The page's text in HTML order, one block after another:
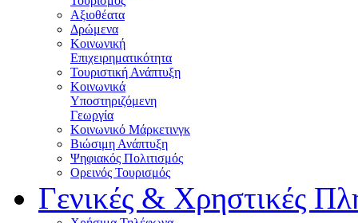
Αξιοθέατα
Δρώμενα
Κοινωνική
Επιχειρηματικότητα
Τουριστική Ανάπτυξη
Κοινωνικά
Υποστηριζόμενη
Γεωργία
Κοινωνικό Μάρκετινγκ
Βιώσιμη Ανάπτυξη
Ψηφιακός Πολιτισμός
Ορεινός Τουρισμός
Γενικές & Χρηστικές